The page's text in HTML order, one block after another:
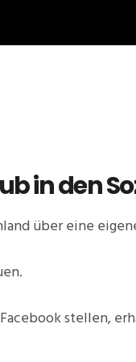
in den
über eine
stellen,